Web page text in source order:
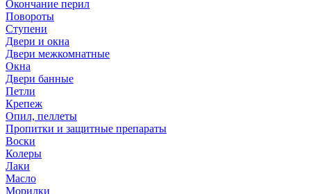
Окончание перил
Повороты
Ступени
Двери и окна
Двери межкомнатные
Окна
Двери банные
Петли
Крепеж
Опил, пеллеты
Пропитки и защитные препараты
Воски
Колеры
Лаки
Масло
Морилки